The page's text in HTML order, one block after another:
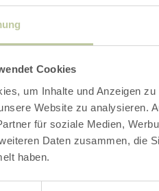
Cookies
um Inhalte und Anzeigen
Website zu analysieren.
für soziale Medien,
Daten zusammen, die
haben.